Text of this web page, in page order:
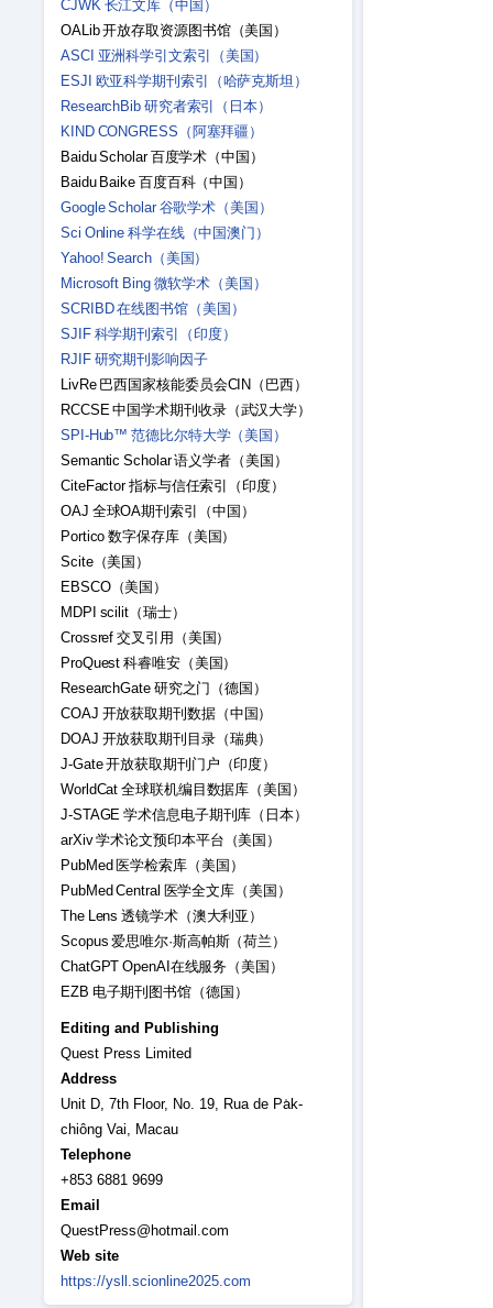
CJWK 长江文库（中国）
OALib 开放存取资源图书馆（美国）
ASCI 亚洲科学引文索引（美国）
ESJI 欧亚科学期刊索引（哈萨克斯坦）
ResearchBib 研究者索引（日本）
KIND CONGRESS（阿塞拜疆）
Baidu Scholar 百度学术（中国）
Baidu Baike 百度百科（中国）
Google Scholar 谷歌学术（美国）
Sci Online 科学在线（中国澳门）
Yahoo! Search（美国）
Microsoft Bing 微软学术（美国）
SCRIBD 在线图书馆（美国）
SJIF 科学期刊索引（印度）
RJIF 研究期刊影响因子
LivRe 巴西国家核能委员会CIN（巴西）
RCCSE 中国学术期刊收录（武汉大学）
SPI-Hub™ 范德比尔特大学（美国）
Semantic Scholar 语义学者（美国）
CiteFactor 指标与信任索引（印度）
OAJ 全球OA期刊索引（中国）
Portico 数字保存库（美国）
Scite（美国）
EBSCO（美国）
MDPI scilit（瑞士）
Crossref 交叉引用（美国）
ProQuest 科睿唯安（美国）
ResearchGate 研究之门（德国）
COAJ 开放获取期刊数据（中国）
DOAJ 开放获取期刊目录（瑞典）
J-Gate 开放获取期刊门户（印度）
WorldCat 全球联机编目数据库（美国）
J-STAGE 学术信息电子期刊库（日本）
arXiv 学术论文预印本平台（美国）
PubMed 医学检索库（美国）
PubMed Central 医学全文库（美国）
The Lens 透镜学术（澳大利亚）
Scopus 爱思唯尔·斯高帕斯（荷兰）
ChatGPT OpenAI在线服务（美国）
EZB 电子期刊图书馆（德国）
Editing and Publishing
Quest Press Limited
Address
Unit D, 7th Floor, No. 19, Rua de Pa̍k-
chiông Vai, Macau
Telephone
+853 6881 9699
Email
QuestPress@hotmail.com
Web site
https://ysll.scionline2025.com